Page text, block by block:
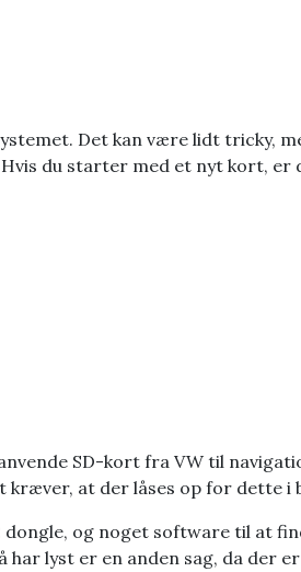
Det kan være lidt tricky,
du starter med et nyt kort,
SD-kort fra VW til
kræver, at der låses op for dette i
og noget software til at
lyst er en anden sag, da der